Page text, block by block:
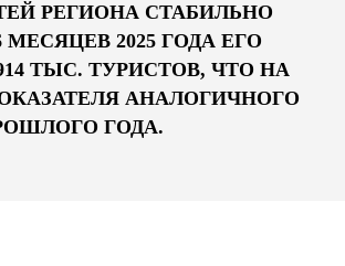
РЕГИОНА СТАБИЛЬНО
МЕСЯЦЕВ 2025 ГОДА ЕГО
ТЫС. ТУРИСТОВ, ЧТО НА
АНАЛОГИЧНОГО
ГОДА.